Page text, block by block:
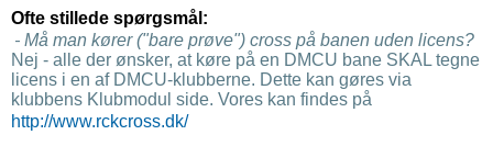
Ofte stillede spørgsmål:
- Må man kører ("bare prøve") cross på banen uden licens?
Nej - alle der ønsker, at køre på en DMCU bane SKAL tegne
licens i en af DMCU-klubberne. Dette kan gøres via
klubbens Klubmodul side. Vores kan findes på
http://www.rckcross.dk/